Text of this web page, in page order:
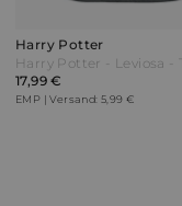
Harry Potter
17,99 €
EMP | Versand: 5,99 €